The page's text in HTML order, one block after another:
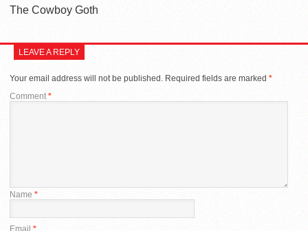
The Cowboy Goth
LEAVE A REPLY
Your email address will not be published. Required fields are marked *
Comment*
Name *
Email *